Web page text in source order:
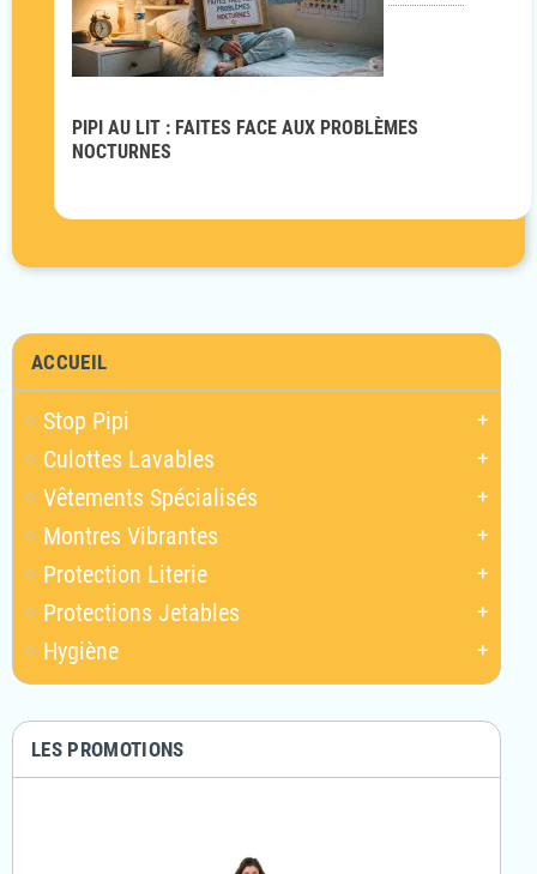
ACCUEIL
Stop Pipi add
Culottes Lavables add
Vêtements Spécialisés add
Montres Vibrantes add
Protection Literie add
Protections Jetables add
Hygiène add
LES PROMOTIONS
PIPI AU LIT : FAITES FACE AUX PROBLÈMES
NOCTURNES